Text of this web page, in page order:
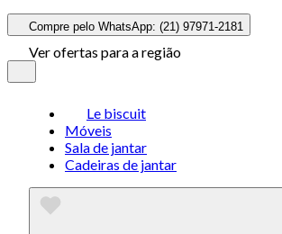
Compre pelo WhatsApp: (21) 97971-2181
Ver ofertas para a região
Le biscuit
Móveis
Sala de jantar
Cadeiras de jantar